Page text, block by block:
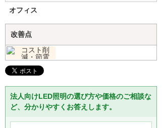
オフィス
改善点
法人向けLED照明の選び方や価格のご相談な
ど、分かりやすくお答えします。